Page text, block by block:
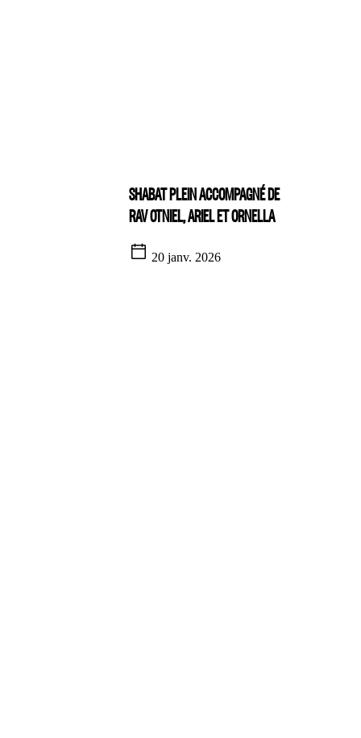
SHABAT PLEIN ACCOMPAGNÉ DE
RAV OTNIEL, ARIEL ET ORNELLA
20 janv. 2026